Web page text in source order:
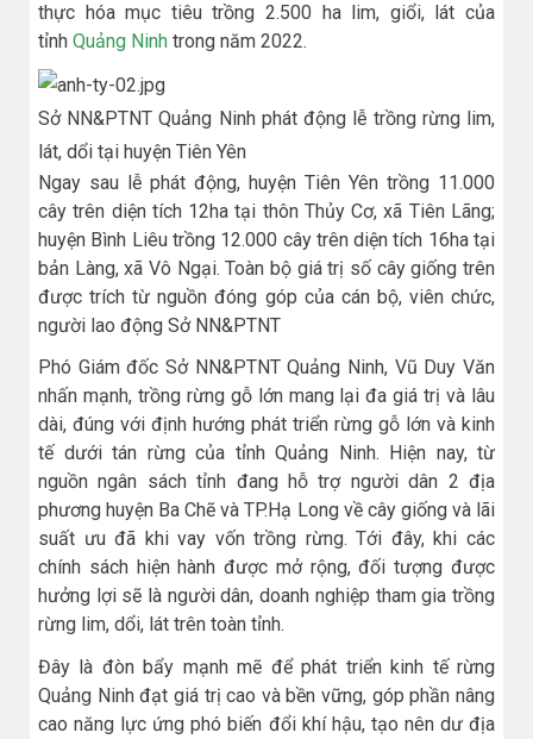
thực hóa mục tiêu trồng 2.500 ha lim, giổi, lát của
tỉnh Quảng Ninh trong năm 2022.
Sở NN&PTNT Quảng Ninh phát động lễ trồng rừng lim,
lát, dổi tại huyện Tiên Yên
Ngay sau lễ phát động, huyện Tiên Yên trồng 11.000
cây trên diện tích 12ha tại thôn Thủy Cơ, xã Tiên Lãng;
huyện Bình Liêu trồng 12.000 cây trên diện tích 16ha tại
bản Làng, xã Vô Ngại. Toàn bộ giá trị số cây giống trên
được trích từ nguồn đóng góp của cán bộ, viên chức,
người lao động Sở NN&PTNT
Phó Giám đốc Sở NN&PTNT Quảng Ninh, Vũ Duy Văn
nhấn mạnh, trồng rừng gỗ lớn mang lại đa giá trị và lâu
dài, đúng với định hướng phát triển rừng gỗ lớn và kinh
tế dưới tán rừng của tỉnh Quảng Ninh. Hiện nay, từ
nguồn ngân sách tỉnh đang hỗ trợ người dân 2 địa
phương huyện Ba Chẽ và TP.Hạ Long về cây giống và lãi
suất ưu đã khi vay vốn trồng rừng. Tới đây, khi các
chính sách hiện hành được mở rộng, đối tượng được
hưởng lợi sẽ là người dân, doanh nghiệp tham gia trồng
rừng lim, dổi, lát trên toàn tỉnh.
Đây là đòn bẩy mạnh mẽ để phát triển kinh tế rừng
Quảng Ninh đạt giá trị cao và bền vững, góp phần nâng
cao năng lực ứng phó biến đổi khí hậu, tạo nên dư địa